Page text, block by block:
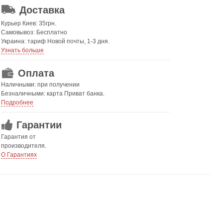
Доставка
Курьер Киев: 35грн.
Самовывоз: Бесплатно
Украина: тариф Новой почты, 1-3 дня.
Узнать больше
Оплата
Наличными: при получении
Безналичными: карта Приват банка.
Подробнее
Гарантии
Гарантия от
производителя.
О Гарантиях